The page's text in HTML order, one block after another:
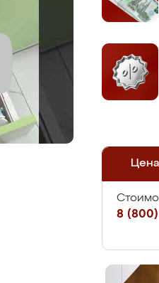
Цена
8 (800)